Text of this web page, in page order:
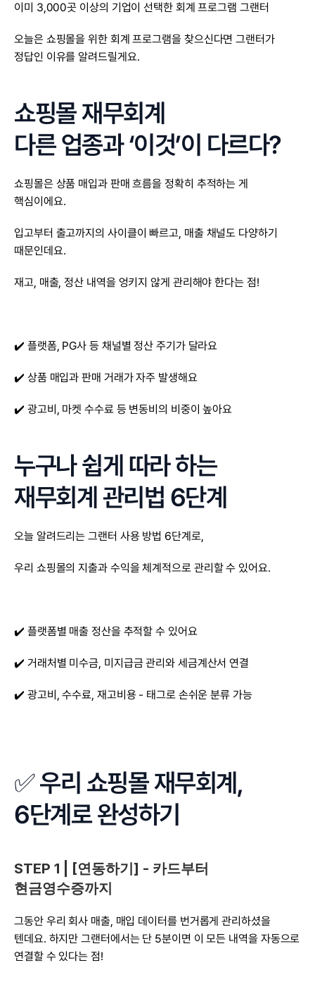
이미 3,000곳 이상의 기업이 선택한 회계 프로그램 그랜터
오늘은 쇼핑몰을 위한 회계 프로그램을 찾으신다면 그랜터가
정답인 이유를 알려드릴게요.
쇼핑몰 재무회계
다른 업종과 ‘이것’이 다르다?
쇼핑몰은 상품 매입과 판매 흐름을 정확히 추적하는 게
핵심이에요.
입고부터 출고까지의 사이클이 빠르고, 매출 채널도 다양하기
때문인데요.
재고, 매출, 정산 내역을 엉키지 않게 관리해야 한다는 점!
✔️ 플랫폼, PG사 등 채널별 정산 주기가 달라요
✔️ 상품 매입과 판매 거래가 자주 발생해요
✔️ 광고비, 마켓 수수료 등 변동비의 비중이 높아요
누구나 쉽게 따라 하는
재무회계 관리법 6단계
오늘 알려드리는 그랜터 사용 방법 6단계로,
우리 쇼핑몰의 지출과 수익을 체계적으로 관리할 수 있어요.
✔️ 플랫폼별 매출 정산을 추적할 수 있어요
✔️ 거래처별 미수금, 미지급금 관리와 세금계산서 연결
✔️ 광고비, 수수료, 재고비용 - 태그로 손쉬운 분류 가능
✅ 우리 쇼핑몰 재무회계,
6단계로 완성하기
STEP 1 | [연동하기] - 카드부터
현금영수증까지
그동안 우리 회사 매출, 매입 데이터를 번거롭게 관리하셨을
텐데요. 하지만 그랜터에서는 단 5분이면 이 모든 내역을 자동으로
연결할 수 있다는 점!